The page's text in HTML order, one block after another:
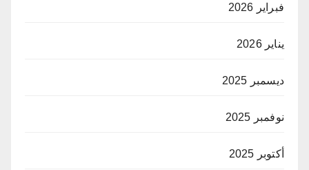
فبراير 2026
يناير 2026
ديسمبر 2025
نوفمبر 2025
أكتوبر 2025